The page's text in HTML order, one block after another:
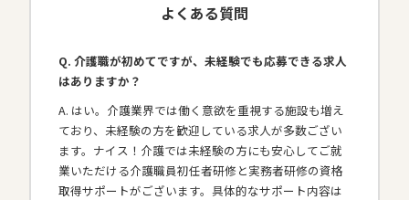
よくある質問
Q. 介護職が初めてですが、未経験でも応募できる求人
はありますか？
A. はい。介護業界では働く意欲を重視する施設も増え
ており、未経験の方を歓迎している求人が多数ござい
ます。ナイス！介護では未経験の方にも安心してご就
業いただける介護職員初任者研修と実務者研修の資格
取得サポートがございます。具体的なサポート内容は